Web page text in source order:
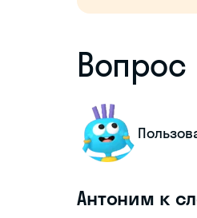
Вопрос
Антоним к